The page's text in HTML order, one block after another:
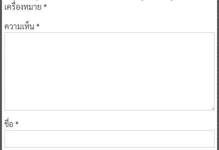
เครื่องหมาย *
ความเห็น*
ชื่อ *